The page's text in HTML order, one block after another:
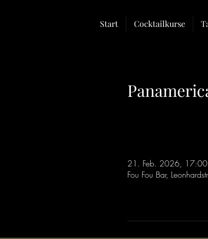
Start Cocktailkurse
21. Feb. 2026,
Fou Fou Bar,